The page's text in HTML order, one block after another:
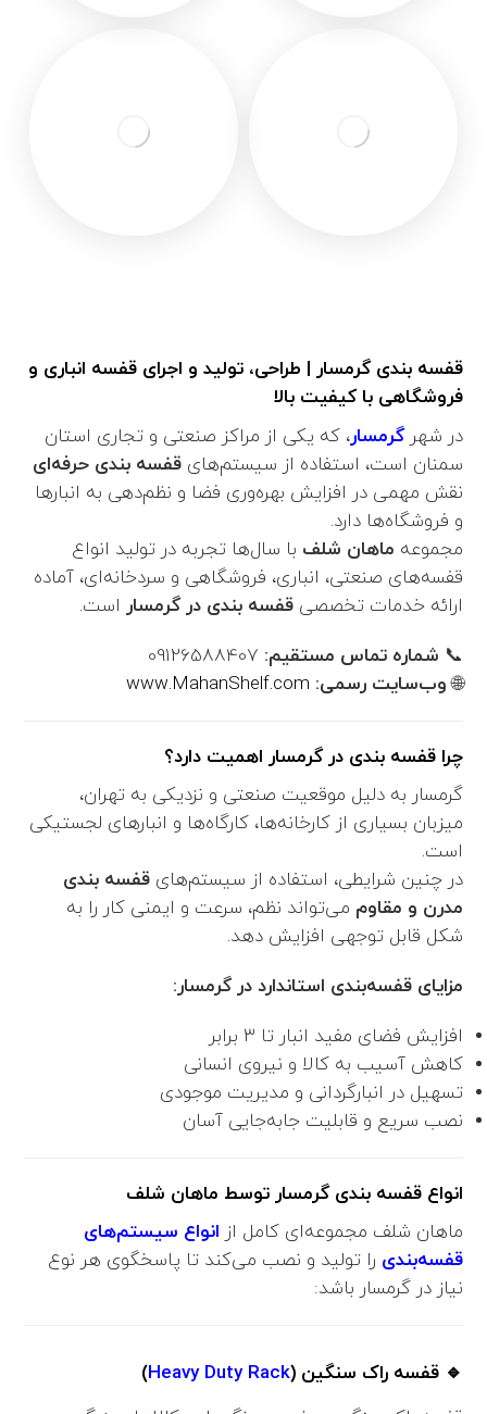
قفسه بندی گرمسار | طراحی، تولید و اجرای قفسه انباری و
فروشگاهی با کیفیت بالا
در شهرگرمسار، که یکی از مراکز صنعتی و تجاری استان
سمنان است، استفاده از سیستم‌هایقفسه بندی حرفه‌ای
نقش مهمی در افزایش بهره‌وری فضا و نظم‌دهی به انبارها
و فروشگاه‌ها دارد.
مجموعه ماهان شلف با سال‌ها تجربه در تولید انواع
قفسه‌های صنعتی، انباری، فروشگاهی و سردخانه‌ای، آماده
ارائه خدمات تخصصیقفسه بندی در گرمسار است.
📞 شماره تماس مستقیم:
🌐وب‌سایت رسمی: www.MahanShelf.com
چرا قفسه بندی در گرمسار اهمیت دارد؟
گرمسار به دلیل موقعیت صنعتی و نزدیکی به تهران،
میزبان بسیاری از کارخانه‌ها، کارگاه‌ها و انبارهای لجستیکی
است.
در چنین شرایطی، استفاده از سیستم‌هایقفسه بندی
مدرن و مقاوم می‌تواند نظم، سرعت و ایمنی کار را به
شکل قابل توجهی افزایش دهد.
مزایای قفسه‌بندی استاندارد در گرمسار:
افزایش فضای مفید انبار تا ۳ برابر
کاهش آسیب به کالا و نیروی انسانی
تسهیل در انبارگردانی و مدیریت موجودی
نصب سریع و قابلیت جابه‌جایی آسان
انواع قفسه بندی گرمسار توسط ماهان شلف
ماهان شلف مجموعه‌ای کامل از انواع سیستم‌های
قفسه‌بندی را تولید و نصب می‌کند تا پاسخگوی هر نوع
نیاز در گرمسار باشد:
🔹 قفسه راک سنگین (Heavy Duty Rack
)